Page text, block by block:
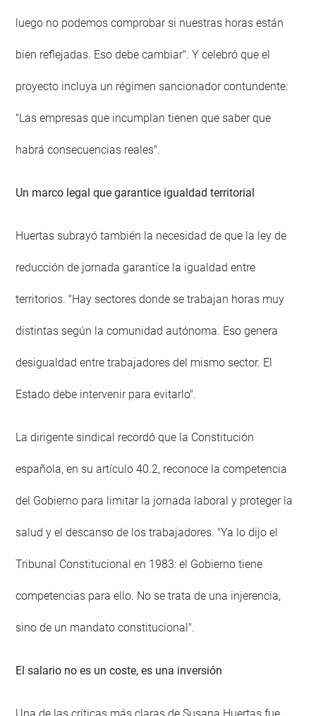
luego no podemos comprobar si nuestras horas están
bien reflejadas. Eso debe cambiar". Y celebró que el
proyecto incluya un régimen sancionador contundente:
"Las empresas que incumplan tienen que saber que
habrá consecuencias reales".
Un marco legal que garantice igualdad territorial
Huertas subrayó también la necesidad de que la ley de
reducción de jornada garantice la igualdad entre
territorios. "Hay sectores donde se trabajan horas muy
distintas según la comunidad autónoma. Eso genera
desigualdad entre trabajadores del mismo sector. El
Estado debe intervenir para evitarlo".
La dirigente sindical recordó que la Constitución
española, en su artículo 40.2, reconoce la competencia
del Gobierno para limitar la jornada laboral y proteger la
salud y el descanso de los trabajadores. "Ya lo dijo el
Tribunal Constitucional en 1983: el Gobierno tiene
competencias para ello. No se trata de una injerencia,
sino de un mandato constitucional".
El salario no es un coste, es una inversión